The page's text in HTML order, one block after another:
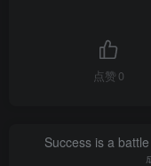
点赞 0
Success is a